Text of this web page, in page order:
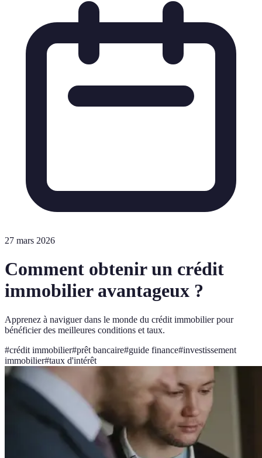
27 mars 2026
Comment obtenir un crédit
immobilier avantageux ?
Apprenez à naviguer dans le monde du crédit immobilier pour
bénéficier des meilleures conditions et taux.
#crédit immobilier#prêt bancaire#guide finance#investissement
immobilier#taux d'intérêt